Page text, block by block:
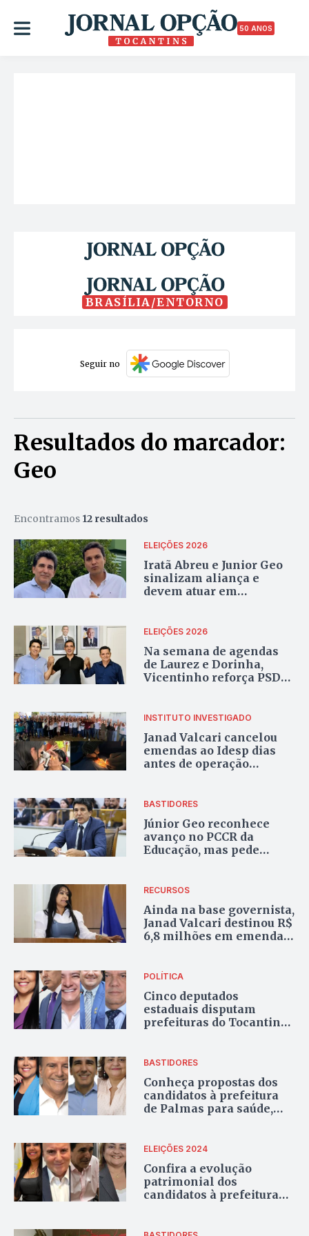
50 ANOS
BRASÍLIA/ENTORNO
Seguir no
Resultados do marcador:
Geo
Encontramos 12 resultados
ELEIÇÕES 2026
Iratã Abreu e Junior Geo
sinalizam aliança e
devem atuar em
ELEIÇÕES 2026
Na semana de agendas
de Laurez e Dorinha,
Vicentinho reforça PSDB
INSTITUTO INVESTIGADO
Janad Valcari cancelou
emendas ao Idesp dias
antes de operação
BASTIDORES
Júnior Geo reconhece
avanço no PCCR da
Educação, mas pede
RECURSOS
Ainda na base governista,
Janad Valcari destinou R$
6,8 milhões em emendas,
POLÍTICA
Cinco deputados
estaduais disputam
prefeituras do Tocantins;
BASTIDORES
Conheça propostas dos
candidatos à prefeitura
de Palmas para saúde,
ELEIÇÕES 2024
Confira a evolução
patrimonial dos
candidatos à prefeitura